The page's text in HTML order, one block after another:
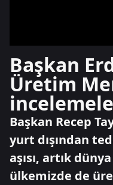
Başkan
Üretim
Başkan Recep
yurt dışından
aşısı, artık
ülkemizde de